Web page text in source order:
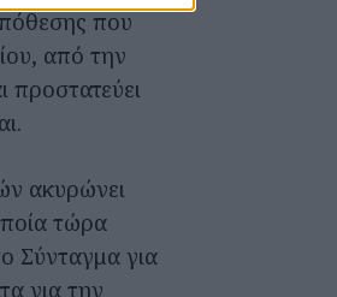
που
από την
προστατεύει
ακυρώνει
τώρα
Σύνταγμα για
για την